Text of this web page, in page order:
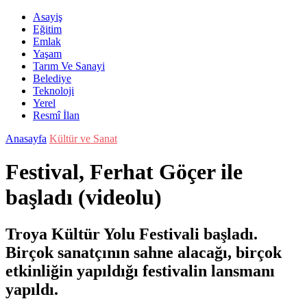
Asayiş
Eğitim
Emlak
Yaşam
Tarım Ve Sanayi
Belediye
Teknoloji
Yerel
Resmî İlan
Anasayfa Kültür ve Sanat
Festival, Ferhat Göçer ile
başladı (videolu)
Troya Kültür Yolu Festivali başladı.
Birçok sanatçının sahne alacağı, birçok
etkinliğin yapıldığı festivalin lansmanı
yapıldı.